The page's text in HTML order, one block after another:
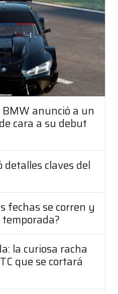
anunció a un
cara a su debut
detalles claves del
fechas se corren y
la curiosa racha
que se cortará